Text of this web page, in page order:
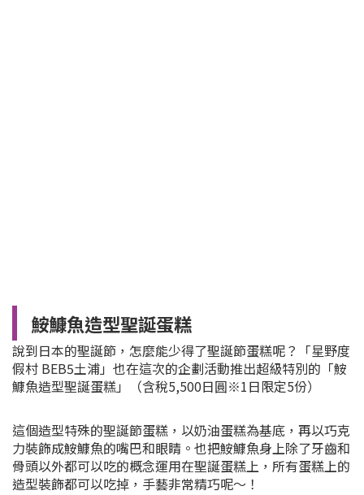
鮟鱇魚造型聖誕蛋糕
說到日本的聖誕節，怎麼能少得了聖誕節蛋糕呢？「星野度
假村 BEB5土浦」也在這次的企劃活動推出超級特別的「鮟
鱇魚造型聖誕蛋糕」（含稅5,500日圓※1日限定5份）
這個造型特殊的聖誕節蛋糕，以奶油蛋糕為基底，再以巧克
力裝飾成鮟鱇魚的嘴巴和眼睛。也把鮟鱇魚身上除了牙齒和
骨頭以外都可以吃的概念運用在聖誕蛋糕上，所有蛋糕上的
造型裝飾都可以吃掉，手藝非常精巧呢～！